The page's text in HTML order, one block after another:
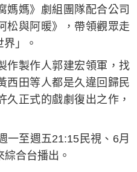
媽媽》劇組團隊配合公司
松與阿暖》，帶領觀眾走
」。
作製作人郭建宏領軍，找
西田等人都是久違回歸民
久正式的戲劇復出之作，
一至週五21:15民視、6月
合台播出。